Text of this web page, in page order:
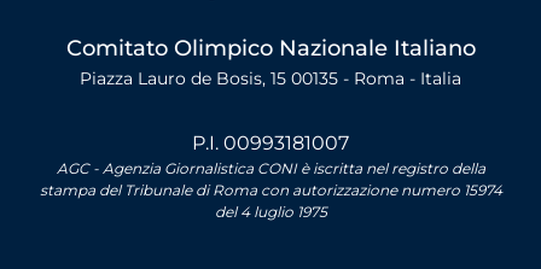
Comitato Olimpico Nazionale Italiano
Piazza Lauro de Bosis, 15 00135 - Roma - Italia
P.I. 00993181007
AGC - Agenzia Giornalistica CONI è iscritta nel registro della
stampa del Tribunale di Roma con autorizzazione numero 15974
del 4 luglio 1975